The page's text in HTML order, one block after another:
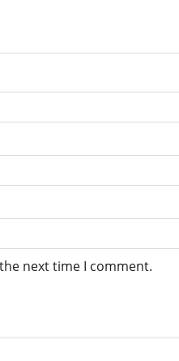
next time I comment.